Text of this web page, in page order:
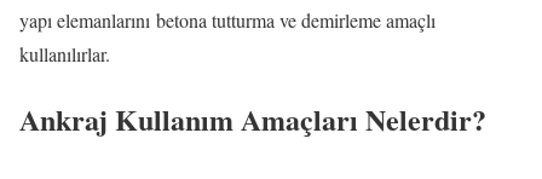
yapı elemanlarını betona tutturma ve demirleme amaçlı
kullanılırlar.
Ankraj Kullanım Amaçları Nelerdir?